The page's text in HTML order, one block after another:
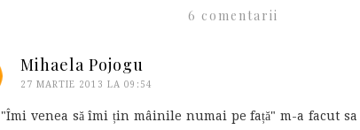
6 comentarii
Mihaela Pojogu
27 MARTIE 2013 LA 09:54
"Îmi venea să îmi țin mâinile numai pe față" m-a facut